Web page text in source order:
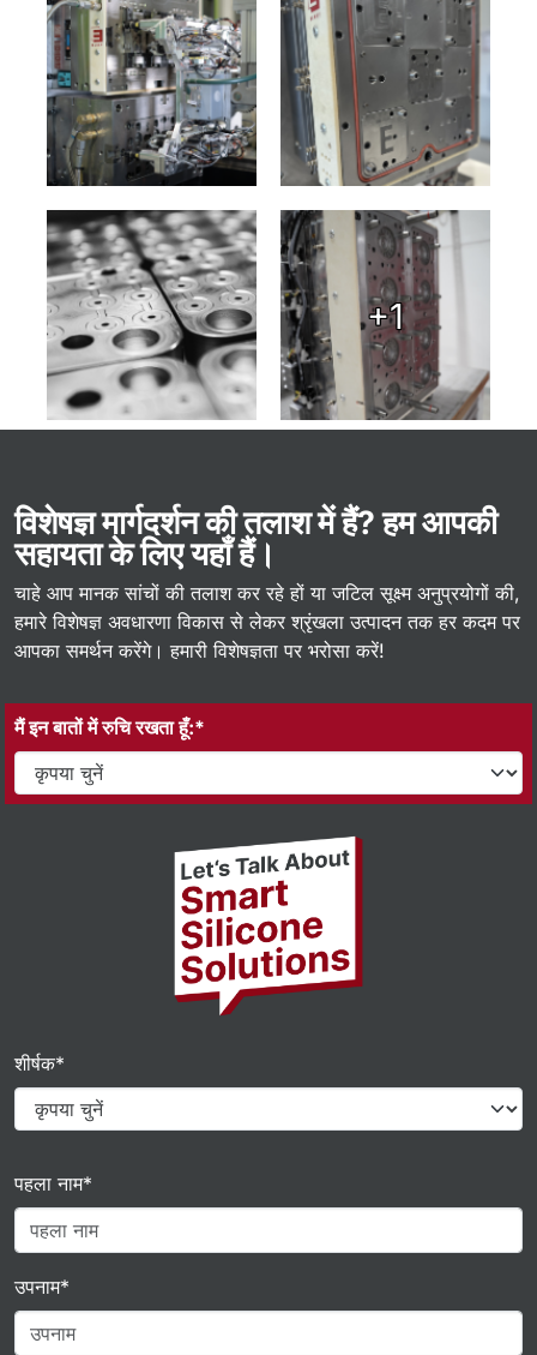
+1
विशेषज्ञ मार्गदर्शन की तलाश में हैं? हम आपकी
सहायता के लिए यहाँ हैं।
चाहे आप मानक सांचों की तलाश कर रहे हों या जटिल सूक्ष्म अनुप्रयोगों की,
हमारे विशेषज्ञ अवधारणा विकास से लेकर श्रृंखला उत्पादन तक हर कदम पर
आपका समर्थन करेंगे। हमारी विशेषज्ञता पर भरोसा करें!
मैं इन बातों में रुचि रखता हूँ:*
शीर्षक*
पहला नाम*
उपनाम*